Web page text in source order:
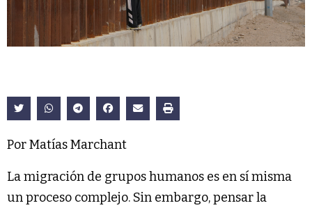
Por Matías Marchant
La migración de grupos humanos es en sí misma
un proceso complejo. Sin embargo, pensar la